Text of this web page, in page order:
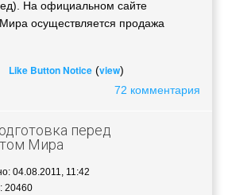
На официальном сайте
осуществляется продажа
Like Button Notice(view)
72 комментария
перед
Мира
04.08.2011, 11:42
20460